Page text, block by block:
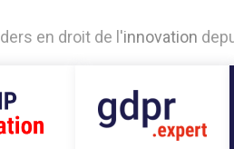
ders en droit de 'innovation dep